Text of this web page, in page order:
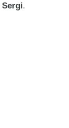
Sergi.